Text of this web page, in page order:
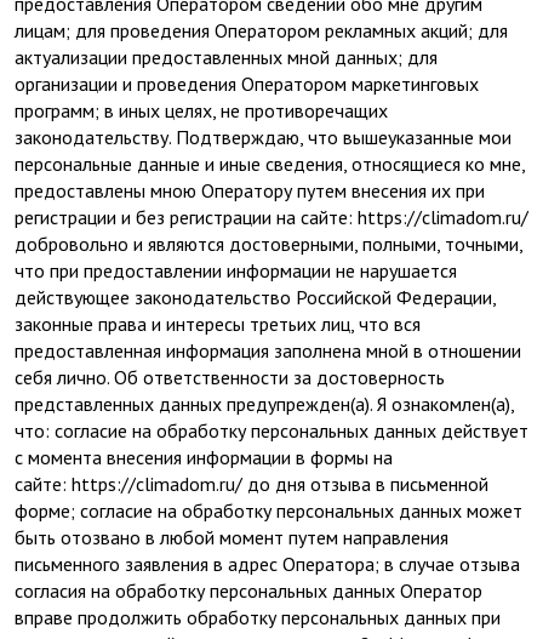
лицам; для проведения Оператором рекламных акций; для
актуализации предоставленных мной данных; для
организации и проведения Оператором маркетинговых
программ; в иных целях, не противоречащих
законодательству. Подтверждаю, что вышеуказанные мои
персональные данные и иные сведения, относящиеся ко мне,
предоставлены мною Оператору путем внесения их при
регистрации и без регистрации на сайте: https://climadom.ru/
добровольно и являются достоверными, полными, точными,
что при предоставлении информации не нарушается
действующее законодательство Российской Федерации,
законные права и интересы третьих лиц, что вся
предоставленная информация заполнена мной в отношении
себя лично. Об ответственности за достоверность
представленных данных предупрежден(а). Я ознакомлен(а),
что: согласие на обработку персональных данных действует
с момента внесения информации в формы на
сайте: https://climadom.ru/ до дня отзыва в письменной
форме; согласие на обработку персональных данных может
быть отозвано в любой момент путем направления
письменного заявления в адрес Оператора; в случае отзыва
согласия на обработку персональных данных Оператор
вправе продолжить обработку персональных данных при